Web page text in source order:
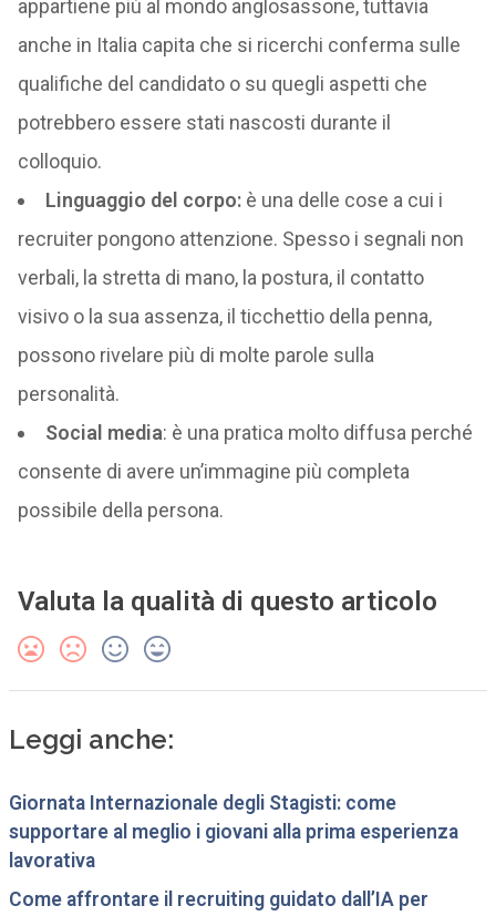
appartiene più al mondo anglosassone, tuttavia
anche in Italia capita che si ricerchi conferma sulle
qualifiche del candidato o su quegli aspetti che
potrebbero essere stati nascosti durante il
colloquio.
Linguaggio del corpo: è una delle cose a cui i
recruiter pongono attenzione. Spesso i segnali non
verbali, la stretta di mano, la postura, il contatto
visivo o la sua assenza, il ticchettio della penna,
possono rivelare più di molte parole sulla
personalità.
Social media: è una pratica molto diffusa perché
consente di avere un’immagine più completa
possibile della persona.
Valuta la qualità di questo articolo
Leggi anche:
Giornata Internazionale degli Stagisti: come
supportare al meglio i giovani alla prima esperienza
lavorativa
Come affrontare il recruiting guidato dall’IA per